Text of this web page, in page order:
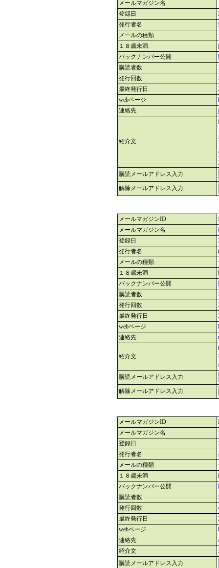
メールマガジン名
登録日
発行者名
メールの種類
１８歳未満
バックナンバー公開
購読者数
発行回数
最終発行日
webページ
連絡先
紹介文
購読メールアドレス入力
解除メールアドレス入力
メールマガジンID
メールマガジン名
登録日
発行者名
メールの種類
１８歳未満
バックナンバー公開
購読者数
発行回数
最終発行日
webページ
連絡先
紹介文
購読メールアドレス入力
解除メールアドレス入力
メールマガジンID
メールマガジン名
登録日
発行者名
メールの種類
１８歳未満
バックナンバー公開
購読者数
発行回数
最終発行日
webページ
連絡先
紹介文
購読メールアドレス入力